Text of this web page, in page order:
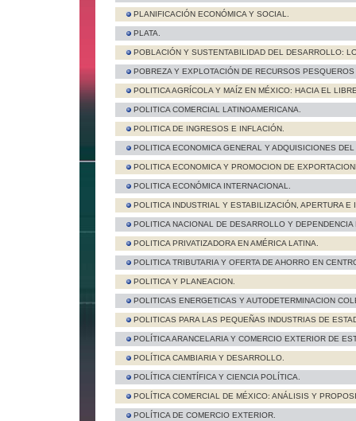
PLANIFICACIÓN ECONÓMICA Y SOCIAL.
PLATA.
POBLACIÓN Y SUSTENTABILIDAD DEL DESARROLLO:
POBREZA Y EXPLOTACIÓN DE RECURSOS
POLITICA AGRÍCOLA Y MAÍZ EN MÉXICO: HACIA EL
POLITICA COMERCIAL LATINOAMERICANA.
POLITICA DE INGRESOS E INFLACIÓN.
POLITICA ECONOMICA GENERAL Y ADQUISICIONES
POLITICA ECONOMICA Y PROMOCION DE
POLITICA ECONÓMICA INTERNACIONAL.
POLITICA INDUSTRIAL Y ESTABILIZACIÓN, APERTURA E
POLITICA NACIONAL DE DESARROLLO Y DEPENDENCIA
POLITICA PRIVATIZADORA EN AMÉRICA LATINA.
POLITICA TRIBUTARIA Y OFERTA DE AHORRO EN
POLITICA Y PLANEACION.
POLITICAS ENERGETICAS Y AUTODETERMINACION
POLITICAS PARA LAS PEQUEÑAS INDUSTRIAS DE
POLÍTICA ARANCELARIA Y COMERCIO EXTERIOR DE
POLÍTICA CAMBIARIA Y DESARROLLO.
POLÍTICA CIENTÍFICA Y CIENCIA POLÍTICA.
POLÍTICA COMERCIAL DE MÉXICO: ANÁLISIS Y
POLÍTICA DE COMERCIO EXTERIOR.